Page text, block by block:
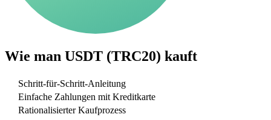
Wie man USDT (TRC20) kauft
Schritt-für-Schritt-Anleitung
Einfache Zahlungen mit Kreditkarte
Rationalisierter Kaufprozess